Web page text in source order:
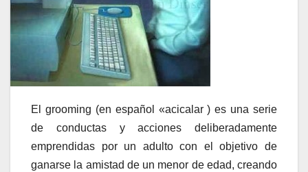
El grooming (en español «acicalar ) es una serie
de conductas y acciones deliberadamente
emprendidas por un adulto con el objetivo de
ganarse la amistad de un menor de edad, creando